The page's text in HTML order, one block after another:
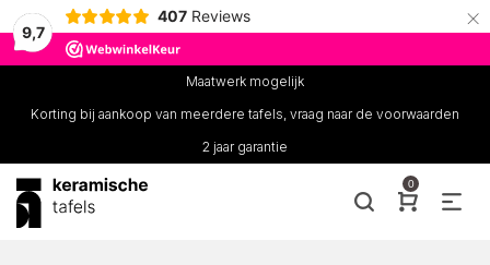
9,7
407 Reviews ×
Maatwerk mogelijk
Korting bij aankoop van meerdere tafels, vraag naar de voorwaarden
2 jaar garantie
0